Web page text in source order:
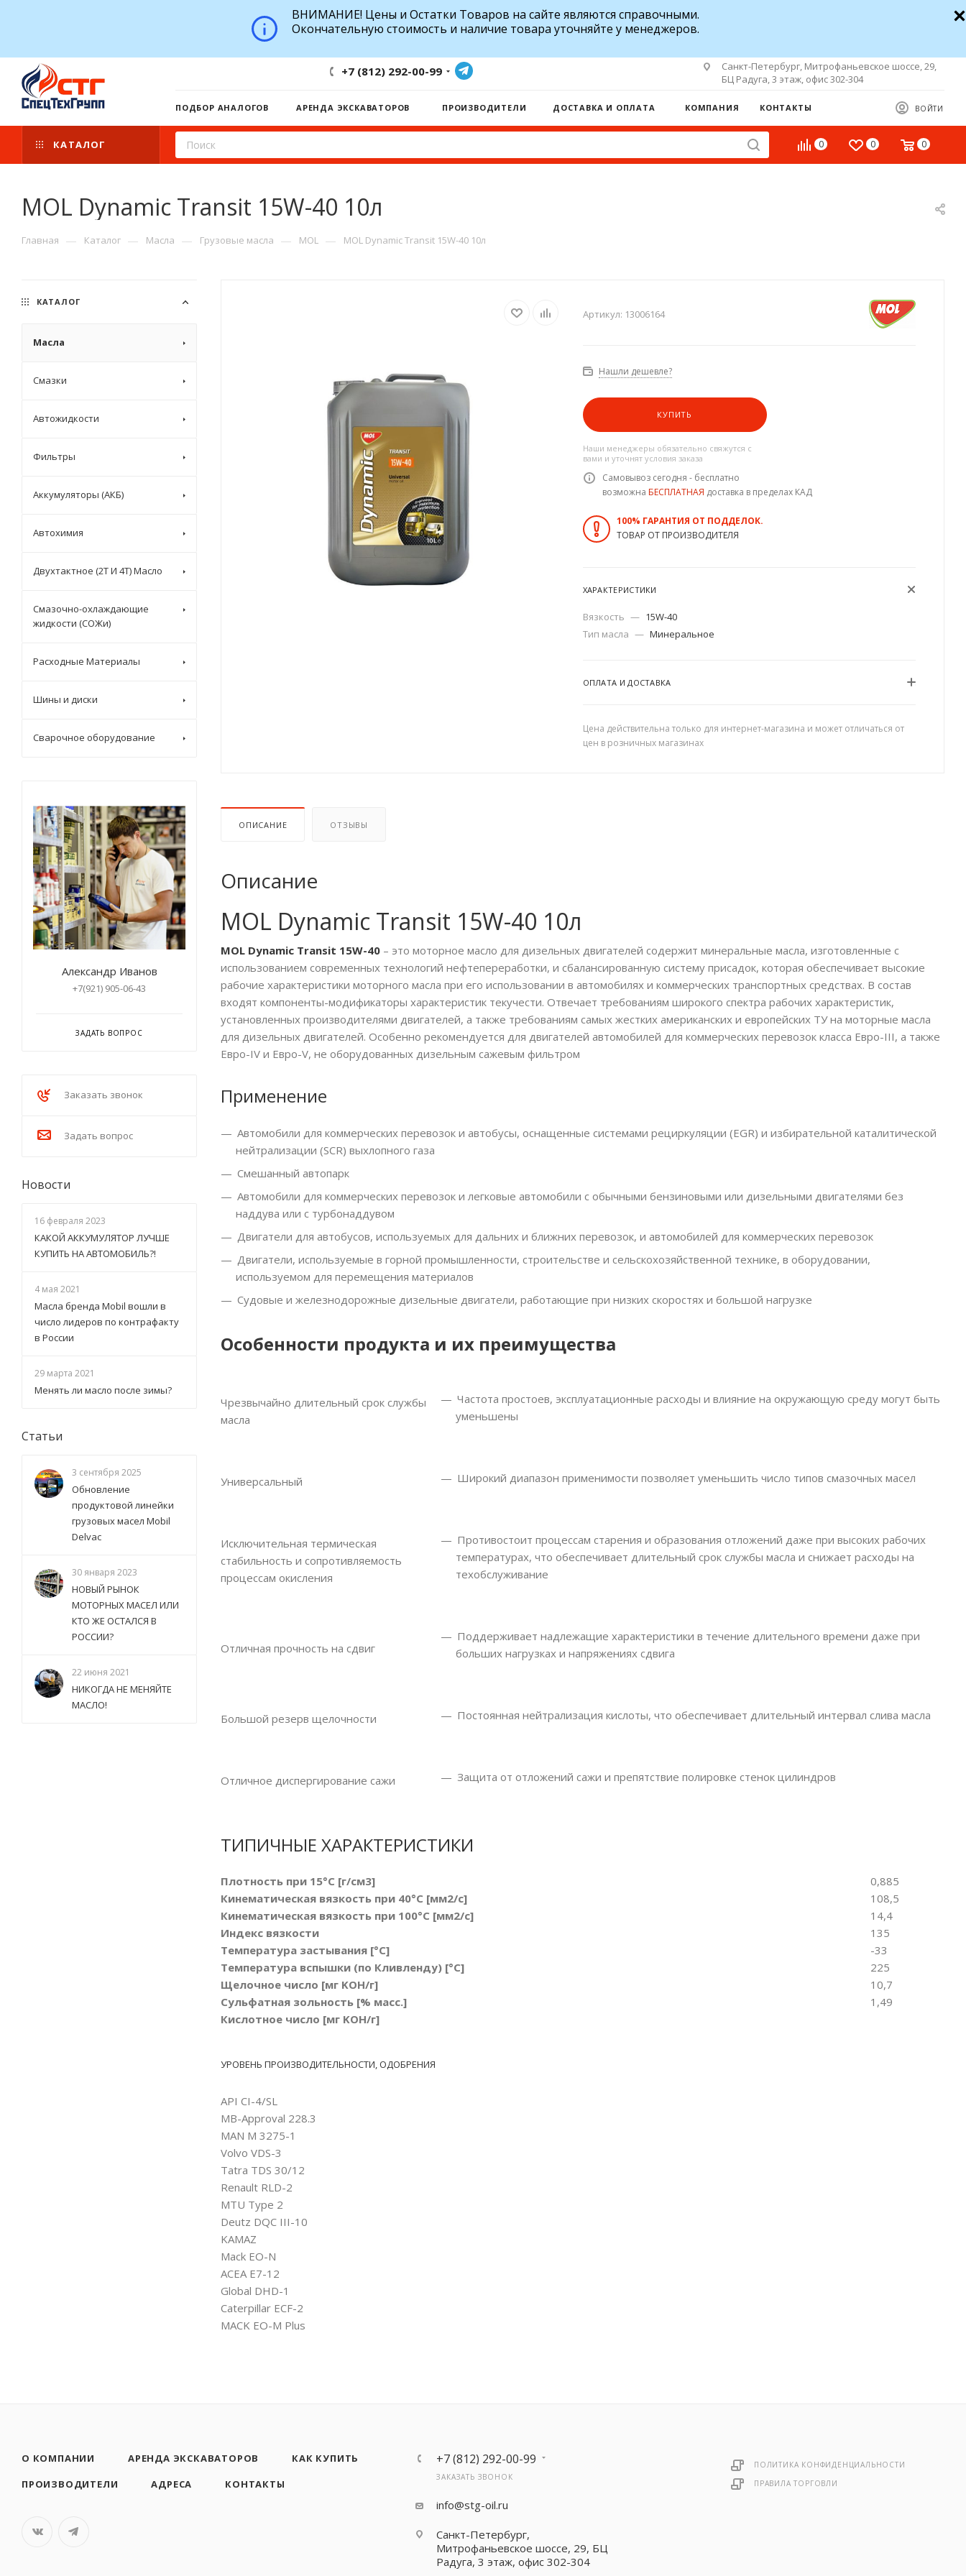
ВНИМАНИЕ! Цены и Остатки Товаров на сайте являются справочными.
Окончательную стоимость и наличие товара уточняйте у менеджеров.
+7 (812) 292-00-99
Санкт-Петербург, Митрофаньевское шоссе, 29,
БЦ Радуга, 3 этаж, офис 302-304
ВОЙТИ
ПОДБОР АНАЛОГОВ АРЕНДА ЭКСКАВАТОРОВ ПРОИЗВОДИТЕЛИ ДОСТАВКА И ОПЛАТА КОМПАНИЯ КОНТАКТЫ
0 0 0
КАТАЛОГ
MOL Dynamic Transit 15W-40 10л
Главная — Каталог — Масла — Грузовые масла — MOL — MOL Dynamic Transit 15W-40 10л
Артикул: 13006164
Нашли дешевле?
КУПИТЬ
Наши менеджеры обязательно свяжутся с
вами и уточнят условия заказа
Самовывоз сегодня - бесплатно
возможна БЕСПЛАТНАЯ доставка в пределах КАД
100% ГАРАНТИЯ ОТ ПОДДЕЛОК.
ТОВАР ОТ ПРОИЗВОДИТЕЛЯ
ХАРАКТЕРИСТИКИ
Вязкость — 15W-40
Тип масла — Минеральное
ОПЛАТА И ДОСТАВКА
Цена действительна только для интернет-магазина и может отличаться от
цен в розничных магазинах
ОПИСАНИЕ ОТЗЫВЫ
Описание
MOL Dynamic Transit 15W-40 10л
MOL Dynamic Transit 15W-40 – это моторное масло для дизельных двигателей содержит минеральные масла, изготовленные с
использованием современных технологий нефтепереработки, и сбалансированную систему присадок, которая обеспечивает высокие
рабочие характеристики моторного масла при его использовании в автомобилях и коммерческих транспортных средствах. В состав
входят компоненты-модификаторы характеристик текучести. Отвечает требованиям широкого спектра рабочих характеристик,
установленных производителями двигателей, а также требованиям самых жестких американских и европейских ТУ на моторные масла
для дизельных двигателей. Особенно рекомендуется для двигателей автомобилей для коммерческих перевозок класса Евро-III, а также
Евро-IV и Евро-V, не оборудованных дизельным сажевым фильтром
Применение
Автомобили для коммерческих перевозок и автобусы, оснащенные системами рециркуляции (EGR) и избирательной каталитической
нейтрализации (SCR) выхлопного газа
Смешанный автопарк
Автомобили для коммерческих перевозок и легковые автомобили с обычными бензиновыми или дизельными двигателями без
наддува или с турбонаддувом
Двигатели для автобусов, используемых для дальних и ближних перевозок, и автомобилей для коммерческих перевозок
Двигатели, используемые в горной промышленности, строительстве и сельскохозяйственной технике, в оборудовании,
используемом для перемещения материалов
Судовые и железнодорожные дизельные двигатели, работающие при низких скоростях и большой нагрузке
Особенности продукта и их преимущества
Чрезвычайно длительный срок службы
масла
Частота простоев, эксплуатационные расходы и влияние на окружающую среду могут быть
уменьшены
Универсальный Широкий диапазон применимости позволяет уменьшить число типов смазочных масел
Исключительная термическая
стабильность и сопротивляемость
процессам окисления
Противостоит процессам старения и образования отложений даже при высоких рабочих
температурах, что обеспечивает длительный срок службы масла и снижает расходы на
техобслуживание
Отличная прочность на сдвиг
Поддерживает надлежащие характеристики в течение длительного времени даже при
больших нагрузках и напряжениях сдвига
Большой резерв щелочности Постоянная нейтрализация кислоты, что обеспечивает длительный интервал слива масла
Отличное диспергирование сажи Защита от отложений сажи и препятствие полировке стенок цилиндров
ТИПИЧНЫЕ ХАРАКТЕРИСТИКИ
Плотность при 15°C [г/cм3]
0,885
Кинематическая вязкость при 40°C [мм2/с]
108,5
Кинематическая вязкость при 100°C [мм2/с]
14,4
Индекс вязкости
135
Температура застывания [°C]
-33
Температура вспышки (по Кливленду) [°C]
225
Щелочное число [мг KOH/г]
10,7
Сульфатная зольность [% масс.]
1,49
Кислотное число [мг KOH/г]
УРОВЕНЬ ПРОИЗВОДИТЕЛЬНОСТИ, ОДОБРЕНИЯ
API CI-4/SL
MB-Approval 228.3
MAN M 3275-1
Volvo VDS-3
Tatra TDS 30/12
Renault RLD-2
MTU Type 2
Deutz DQC III-10
KAMAZ
Mack EO-N
ACEA E7-12
Global DHD-1
Caterpillar ECF-2
MACK EO-M Plus
КАТАЛОГ
Масла
Смазки
Автожидкости
Фильтры
Аккумуляторы (АКБ)
Автохимия
Двухтактное (2T И 4T) Масло
Смазочно-охлаждающие
жидкости (СОЖи)
Расходные Материалы
Шины и диски
Сварочное оборудование
Александр Иванов
+7(921) 905-06-43
ЗАДАТЬ ВОПРОС
Заказать звонок
Задать вопрос
Новости
16 февраля 2023
КАКОЙ АККУМУЛЯТОР ЛУЧШЕ
КУПИТЬ НА АВТОМОБИЛЬ?!
4 мая 2021
Масла бренда Mobil вошли в
число лидеров по контрафакту
в России
29 марта 2021
Менять ли масло после зимы?
Статьи
3 сентября 2025
Обновление
продуктовой линейки
грузовых масел Mobil
Delvac
30 января 2023
НОВЫЙ РЫНОК
МОТОРНЫХ МАСЕЛ ИЛИ
КТО ЖЕ ОСТАЛСЯ В
РОССИИ?
22 июня 2021
НИКОГДА НЕ МЕНЯЙТЕ
МАСЛО!
О КОМПАНИИ АРЕНДА ЭКСКАВАТОРОВ
КАК КУПИТЬ
ПРОИЗВОДИТЕЛИ
АДРЕСА КОНТАКТЫ
+7 (812) 292-00-99
ЗАКАЗАТЬ ЗВОНОК
info@stg-oil.ru
Санкт-Петербург,
Митрофаньевское шоссе, 29, БЦ
Радуга, 3 этаж, офис 302-304
ПОЛИТИКА КОНФИДЕНЦИАЛЬНОСТИ
ПРАВИЛА ТОРГОВЛИ